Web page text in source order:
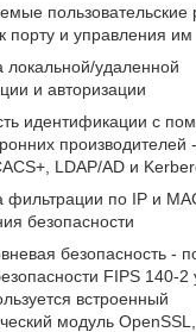
пользовательские
порту и управления им
локальной/удаленной
и авторизации
идентификации с
производителей
LDAP/AD и
фильтрации по IP и
безопасности
безопасность -
FIPS 140-2
встроенный
модуль OpenSSL,